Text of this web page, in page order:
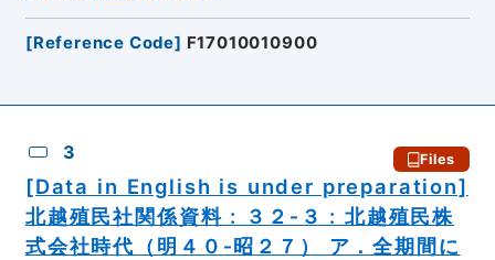
[Reference Code] F17010010900
3 Files
[Data in English is under preparation]
北越殖民社関係資料 : ３２‐３ : 北越殖民株
式会社時代（明４０‐昭２７） ア．全期間に